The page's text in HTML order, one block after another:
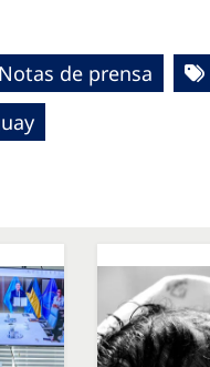
Notas de prensa